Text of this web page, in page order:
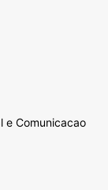
e Comunicacao